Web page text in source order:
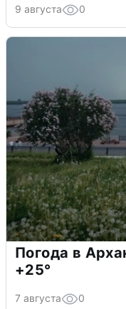
9 августа 0
Погода в
+25°
7 августа 0